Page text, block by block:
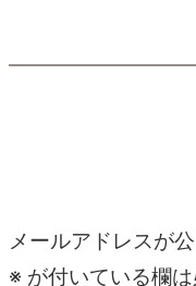
メールアドレスが
※ が付いている欄